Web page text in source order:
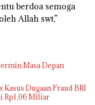
berdoa semoga
Allah swt,”
Masa Depan
Dugaan Fraud BRI
Rp1,06 Miliar